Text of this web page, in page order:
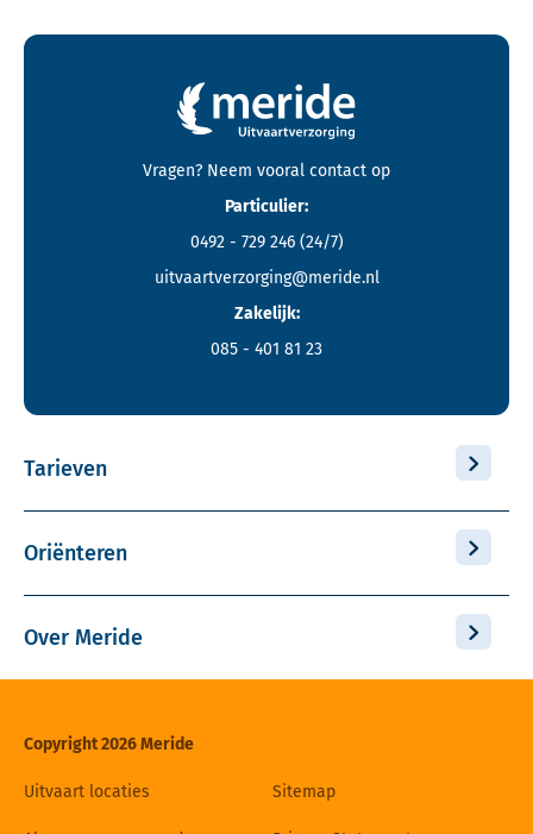
Contactgegevens en footer menu van Meride
Vragen? Neem vooral contact op
Particulier:
0492 - 729 246 (24/7)
uitvaartverzorging@meride.nl
Zakelijk:
085 - 401 81 23
Tarieven
Oriënteren
Over Meride
Copyright 2026 Meride
Uitvaart locaties Sitemap